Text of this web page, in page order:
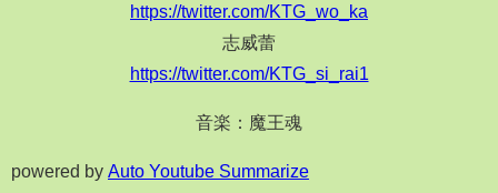
https://twitter.com/KTG_wo_ka
志威蕾
https://twitter.com/KTG_si_rai1
音楽：魔王魂
powered by Auto Youtube Summarize